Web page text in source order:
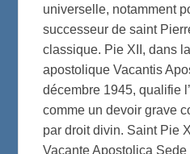
universelle, notamment
successeur de saint
classique. Pie XII, dans
apostolique Vacantis
décembre 1945, qualifie
comme un devoir grave
par droit divin. Saint Pie
Vacante Apostolica